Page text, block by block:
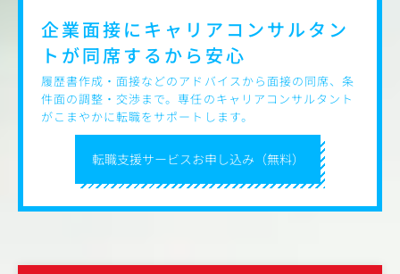
●運用担当者の育成
●外部ブレーンとの調整
●顧客対応
●進行管理
など
同社では「ただカッコいい」といった打ち手はなく、「そ
の施策は本当に機能するのか？」を考え抜きます。
また、特定のブランドに対して固定的に深く入り込むこと
も、定期的に新しいブランドのプロモーションに携わるこ
とも、どちらも可能です。
転職支援サービスお申し込み（無料）
企業面接にキャリアコンサルタン
トが同席するから安心
履歴書作成・面接などのアドバイスから面接の同席、条
件面の調整・交渉まで。専任のキャリアコンサルタント
がこまやかに転職をサポートします。